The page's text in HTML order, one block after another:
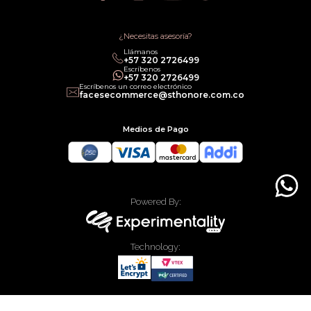
Política legal de Gift Cards¿Necesitas asesoría?
Llámanos
‎+57 320 2726499
Escríbenos
‎+57 320 2726499
Escríbenos un correo electrónico
facesecommerce@sthonore.com.co
Medios de Pago
Powered By:
Technology: